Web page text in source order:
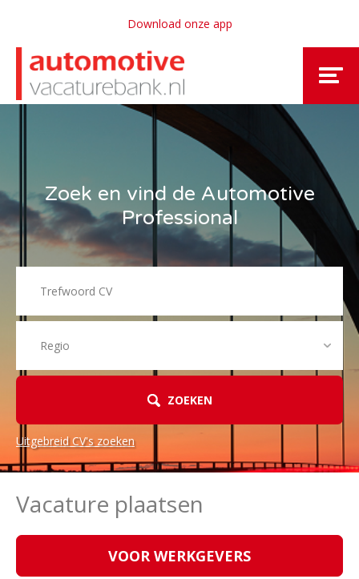
Download onze app
Zoek en vind de Automotive
Professional
ZOEKEN
Uitgebreid CV's zoeken
Vacature plaatsen
VOOR WERKGEVERS